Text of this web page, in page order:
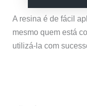
A resina é de fácil
mesmo quem está
utilizá-la com